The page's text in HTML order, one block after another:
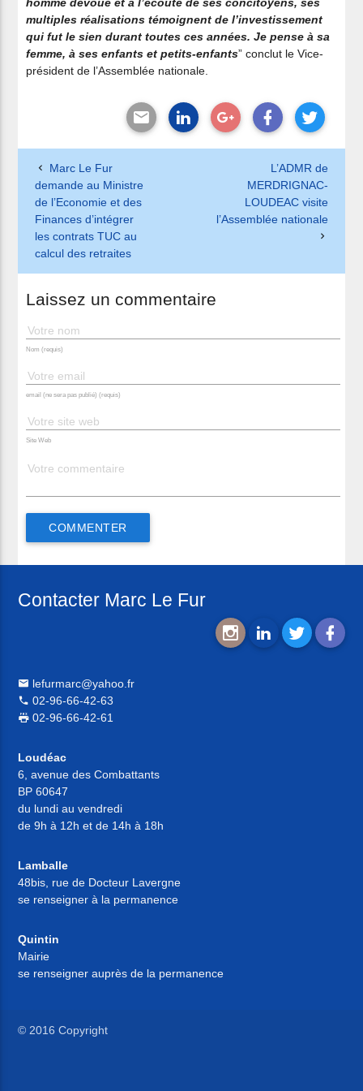
multiples réalisations témoignent de l’investissement
qui fut le sien durant toutes ces années. Je pense à sa
femme, à ses enfants et petits-enfants” conclut le Vice-
président de l’Assemblée nationale.
Marc Le Fur
demande au Ministre
de l’Economie et des
Finances d’intégrer
les contrats TUC au
calcul des retraites
L’ADMR de
MERDRIGNAC-
LOUDEAC visite
l’Assemblée nationale
Laissez un commentaire
Nom (requis)
email (ne sera pas publié) (requis)
Site Web
Contacter Marc Le Fur
lefurmarc@yahoo.fr
02-96-66-42-63
02-96-66-42-61
Loudéac
6, avenue des Combattants
BP 60647
du lundi au vendredi
de 9h à 12h et de 14h à 18h
Lamballe
48bis, rue de Docteur Lavergne
se renseigner à la permanence
Quintin
Mairie
se renseigner auprès de la permanence
© 2016 Copyright